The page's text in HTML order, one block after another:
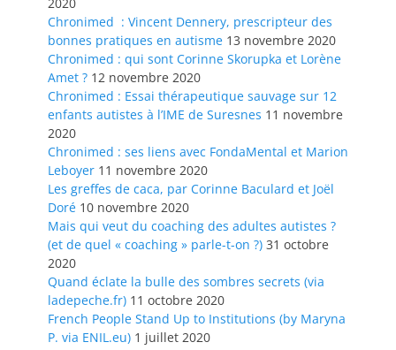
Chronimed : Vincent Dennery, prescripteur des
bonnes pratiques en autisme 13 novembre 2020
Chronimed : qui sont Corinne Skorupka et Lorène
Amet ? 12 novembre 2020
Chronimed : Essai thérapeutique sauvage sur 12
enfants autistes à l’IME de Suresnes 11 novembre
2020
Chronimed : ses liens avec FondaMental et Marion
Leboyer 11 novembre 2020
Les greffes de caca, par Corinne Baculard et Joël
Doré 10 novembre 2020
Mais qui veut du coaching des adultes autistes ?
(et de quel « coaching » parle-t-on ?) 31 octobre
2020
Quand éclate la bulle des sombres secrets (via
ladepeche.fr) 11 octobre 2020
French People Stand Up to Institutions (by Maryna
P. via ENIL.eu) 1 juillet 2020